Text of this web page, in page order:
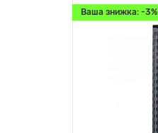
Ваша знижка: -3%